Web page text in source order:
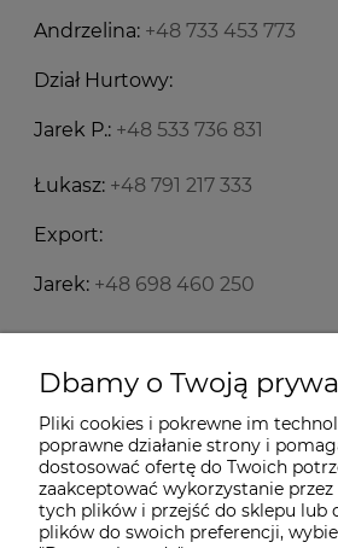
Andrzelina: +48 733 453 773
Dział Hurtowy:
Jarek P.: +48 533 736 831
Łukasz: +48 791 217 333
Export:
Jarek: +48 698 460 250
Starecegly.com
Płatności i dostawa
Moje konto
Dbamy o Twoją
Pliki cookies i pokrewne im
poprawne działanie strony i
dostosować ofertę do Twoich
zaakceptować wykorzystanie
tych plików i przejść do sklepu lub
plików do swoich preferencji,